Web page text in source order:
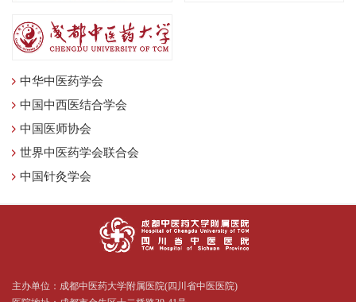
中华中医药学会
中国中西医结合学会
中国医师协会
世界中医药学会联合会
中国针灸学会
主办单位：成都中医药大学附属医院(四川省中医医院)